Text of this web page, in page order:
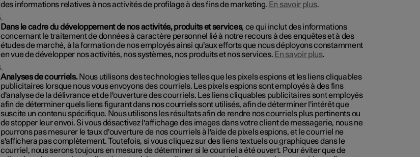
des informations relatives à nos activités de profilage à des fins de marketing. En savoir plus.
Dans le cadre du développement de nos activités, produits et services, ce qui inclut des informations
concernant le traitement de données à caractère personnel lié à notre recours à des enquêtes et à des
études de marché, à la formation de nos employés ainsi qu'aux efforts que nous déployons constamment
en vue de développer nos activités, nos systèmes, nos produits et nos services. En savoir plus.
Analyses de courriels. Nous utilisons des technologies telles que les pixels espions et les liens cliquables
publicitaires lorsque nous vous envoyons des courriels. Les pixels espions sont employés à des fins
d'analyse de la délivrance et de l'ouverture des courriels. Les liens cliquables publicitaires sont employés
afin de déterminer quels liens figurant dans nos courriels sont utilisés, afin de déterminer l'intérêt que
suscite un contenu spécifique. Nous utilisons les résultats afin de rendre nos courriels plus pertinents ou
de stopper leur envoi. Si vous désactivez l'affichage des images dans votre client de messagerie, nous ne
pourrons pas mesurer le taux d'ouverture de nos courriels à l'aide de pixels espions, et le courriel ne
s'affichera pas complètement. Toutefois, si vous cliquez sur des liens textuels ou graphiques dans le
courriel, nous serons toujours en mesure de déterminer si le courriel a été ouvert. Pour éviter que de